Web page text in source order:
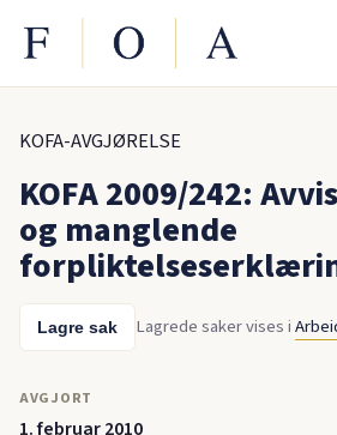
KOFA-AVGJØRELSE
KOFA 2009/242:
og manglende
Lagre sak Lagrede saker vises i
AVGJORT
1. februar 2010